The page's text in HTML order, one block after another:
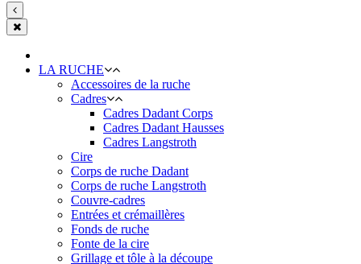
LA RUCHE
Accessoires de la ruche
Cadres
Cadres Dadant Corps
Cadres Dadant Hausses
Cadres Langstroth
Cire
Corps de ruche Dadant
Corps de ruche Langstroth
Couvre-cadres
Entrées et crémaillères
Fonds de ruche
Fonte de la cire
Grillage et tôle à la découpe